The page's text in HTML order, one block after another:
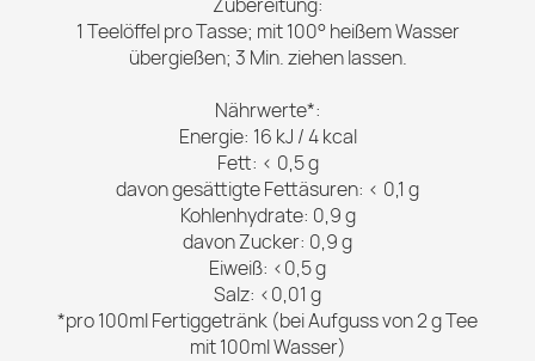
1 Teelöffel pro Tasse; mit 100° heißem Wasser
übergießen; 3 Min. ziehen lassen.
Nährwerte*:
Energie: 16 kJ / 4 kcal
Fett: < 0,5 g
davon gesättigte Fettäsuren: < 0,1 g
Kohlenhydrate: 0,9 g
davon Zucker: 0,9 g
Eiweiß: <0,5 g
Salz: <0,01 g
*pro 100ml Fertiggetränk (bei Aufguss von 2 g Tee
mit 100ml Wasser)